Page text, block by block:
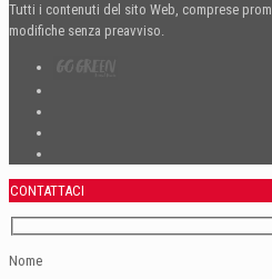
Tutti i contenuti del sito Web, comprese
modifiche senza preavviso.
CONTATTACI
Nome